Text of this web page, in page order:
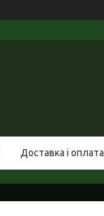
Доставка і оплата